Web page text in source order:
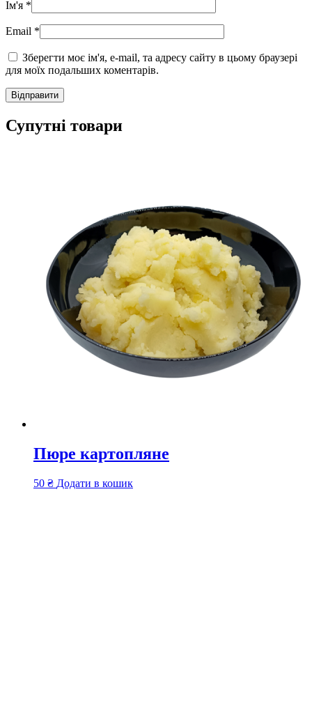
Ім'я *
Email *
Зберегти моє ім'я, e-mail, та адресу сайту в цьому браузері
для моїх подальших коментарів.
Супутні товари
Пюре картопляне
50 ₴ Додати в кошик